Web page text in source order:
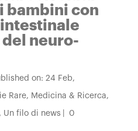
bambini con
neuro-
on: 24 Feb,
Rare, Medicina & Ricerca,
Un filo di news 0